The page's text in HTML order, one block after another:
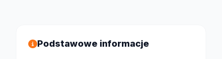
Podstawowe informacje